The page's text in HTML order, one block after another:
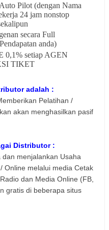
Pilot (dengan Nama
24 jam nonstop
secara Full
anda)
0,1% setiap AGEN
TIKET
adalah :
Pelatihan /
akan menghasilkan pasif
Distributor :
menjalankan Usaha
Online melalui media Cetak
dan Media Online (FB,
gratis di beberapa situs